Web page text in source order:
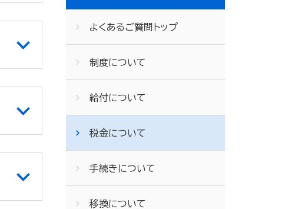
よくあるご質問トップ
制度について
給付について
税金について
手続きについて
移換について